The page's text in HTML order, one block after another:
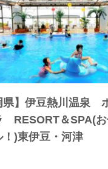
県】伊豆熱川温泉
RESORT＆SPA(お
！)東伊豆・河津